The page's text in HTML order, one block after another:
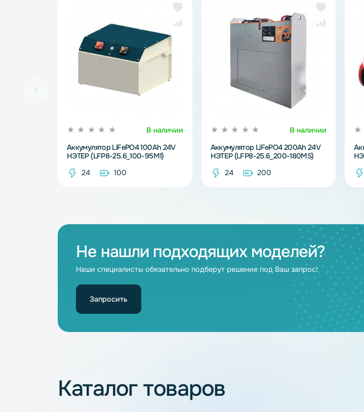
Смотрите также
В наличии
Аккумулятор LiFePO4 100Ah 24V
24
100
В наличии
Аккумулятор LiFePO4 200Ah 24V
НЭТЕР (LFP8-25.6_200-180MS)
200
Не нашли подходящих моделей?